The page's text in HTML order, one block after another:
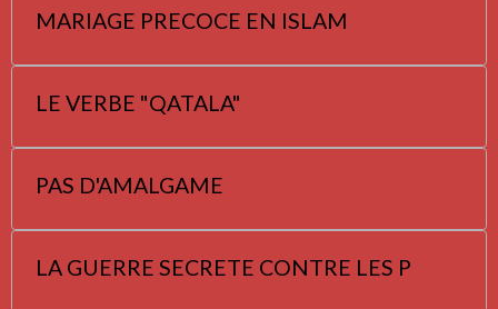
MARIAGE PRECOCE EN ISLAM
LE VERBE "QATALA"
PAS D'AMALGAME
LA GUERRE SECRETE CONTRE LES P